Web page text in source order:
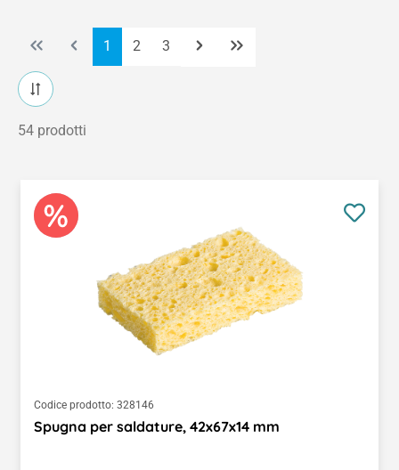
Pagina
1 Pagina
2 Pagina
3
54 prodotti
Codice prodotto: 328146
Spugna per saldature, 42x67x14 mm